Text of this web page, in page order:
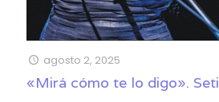
agosto 2, 2025
«Mirá cómo te lo digo».